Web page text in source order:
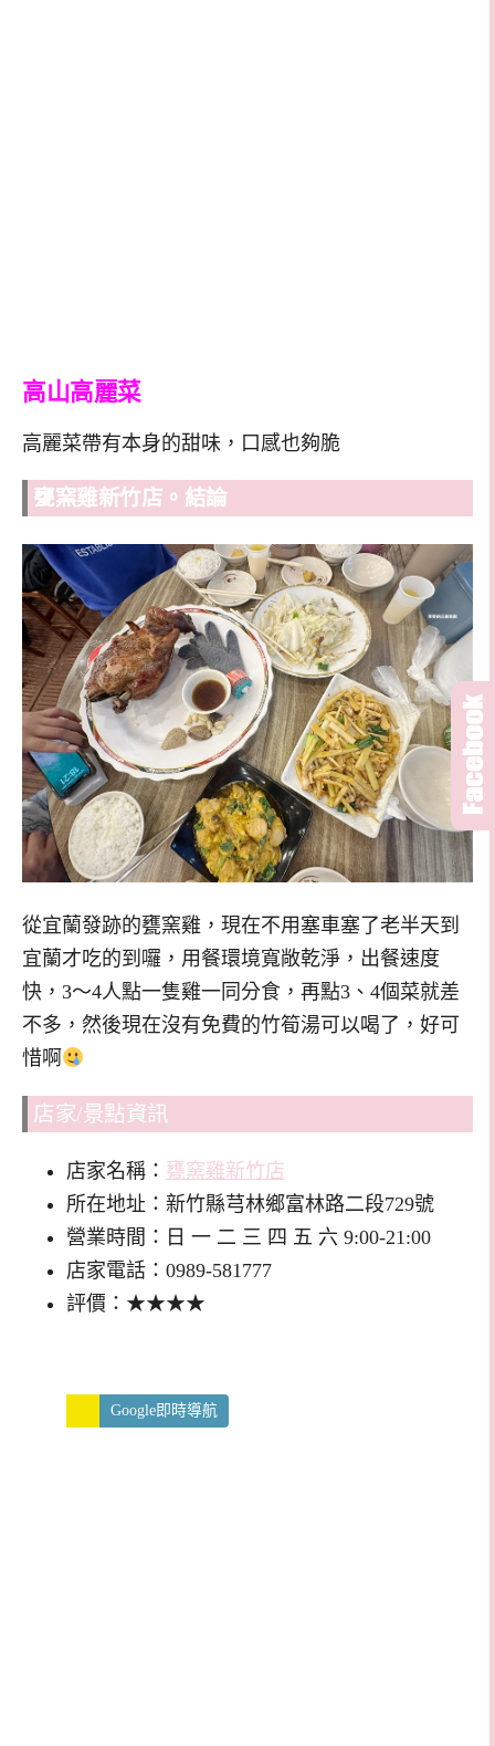
高山高麗菜
高麗菜帶有本身的甜味，口感也夠脆
甕窯雞新竹店。結論
從宜蘭發跡的甕窯雞，現在不用塞車塞了老半天到
宜蘭才吃的到囉，用餐環境寬敞乾淨，出餐速度
快，3～4人點一隻雞一同分食，再點3、4個菜就差
不多，然後現在沒有免費的竹筍湯可以喝了，好可
惜啊
店家/景點資訊
店家名稱： 甕窯雞新竹店
所在地址：新竹縣芎林鄉富林路二段729號
營業時間：日 一 二 三 四 五 六 9:00-21:00
店家電話：0989-581777
評價：★★★★
Google即時導航